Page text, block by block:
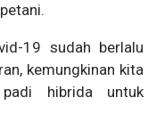
19 sudah berlalu
kemungkinan kita
padi hibrida untuk